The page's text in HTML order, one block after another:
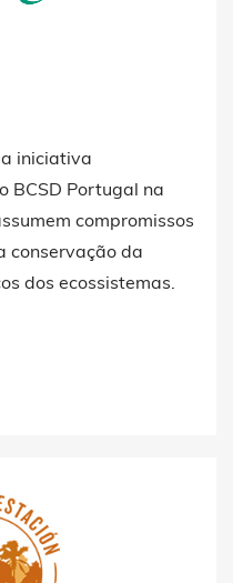
iniciativa
BCSD Portugal na
compromissos
conservação da
dos ecossistemas.